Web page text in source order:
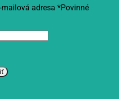
adresa *Povinné